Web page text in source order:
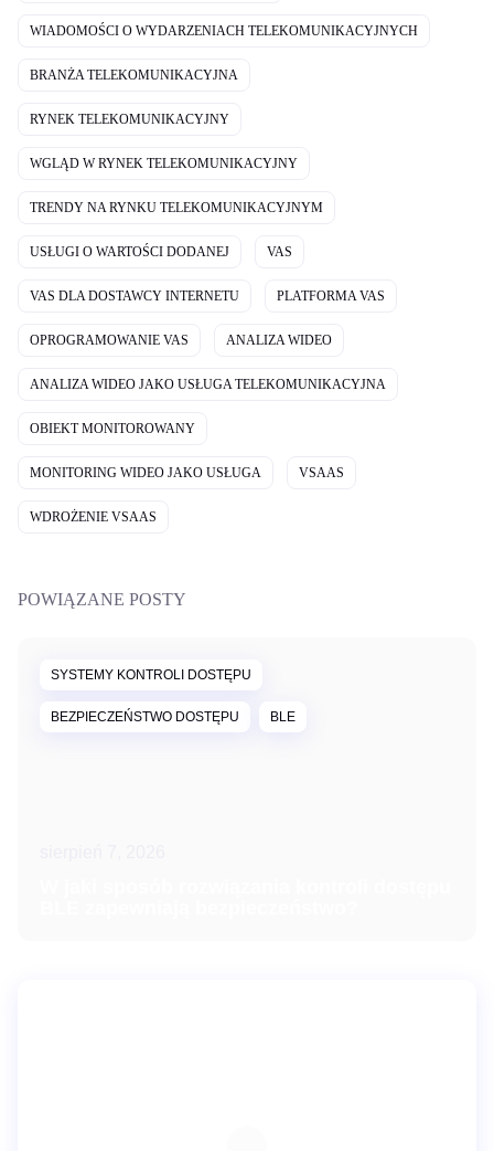
WIADOMOŚCI O WYDARZENIACH TELEKOMUNIKACYJNYCH
BRANŻA TELEKOMUNIKACYJNA
RYNEK TELEKOMUNIKACYJNY
WGLĄD W RYNEK TELEKOMUNIKACYJNY
TRENDY NA RYNKU TELEKOMUNIKACYJNYM
USŁUGI O WARTOŚCI DODANEJ VAS
VAS DLA DOSTAWCY INTERNETU PLATFORMA VAS
OPROGRAMOWANIE VAS ANALIZA WIDEO
ANALIZA WIDEO JAKO USŁUGA TELEKOMUNIKACYJNA
OBIEKT MONITOROWANY
MONITORING WIDEO JAKO USŁUGA VSAAS
WDROŻENIE VSAAS
POWIĄZANE POSTY
SYSTEMY KONTROLI DOSTĘPU
BEZPIECZEŃSTWO DOSTĘPU BLE